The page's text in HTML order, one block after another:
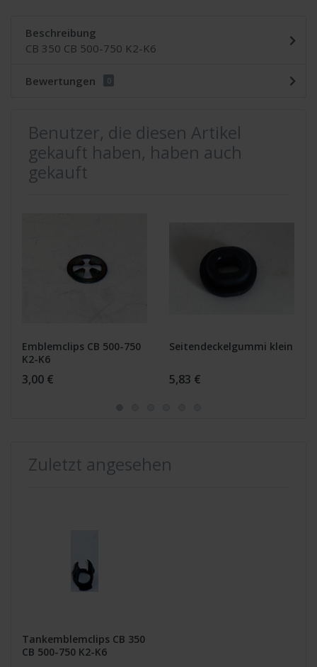
Beschreibung
CB 350 CB 500-750 K2-K6
Bewertungen 0
Benutzer, die diesen Artikel
gekauft haben, haben auch
gekauft
Emblemclips CB 500-750
K2-K6
3,00 €
Seitendeckelgummi klein
5,83 €
Zuletzt angesehen
Tankemblemclips CB 350
CB 500-750 K2-K6